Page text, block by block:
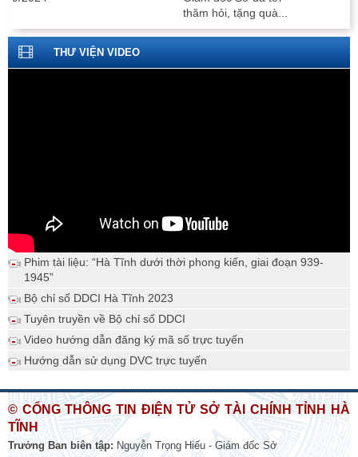
THƯ VIỆN VIDEO
Phim tài liệu: “Hà Tĩnh dưới thời phong kiến, giai đoạn 939-
1945”
Bộ chỉ số DDCI Hà Tĩnh 2023
Tuyên truyền về Bộ chỉ số DDCI
Video hướng dẫn đăng ký mã số trực tuyến
Hướng dẫn sử dụng DVC trực tuyến
© CỔNG THÔNG TIN ĐIỆN TỬ SỞ TÀI CHÍNH TỈNH HÀ
TĨNH
Trưởng Ban biên tập: Nguyễn Trọng Hiếu - Giám đốc Sở